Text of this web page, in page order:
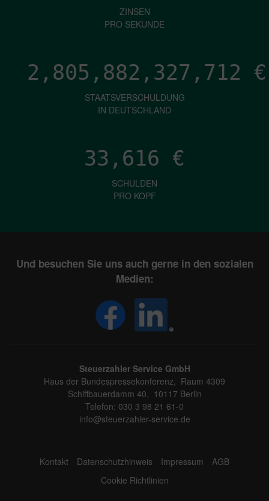
ZINSEN
PRO SEKUNDE
2,805,882,330,681 €
STAATSVERSCHULDUNG
IN DEUTSCHLAND
33,616 €
SCHULDEN
PRO KOPF
Und besuchen Sie uns auch gerne in den sozialen
Medien:
Steuerzahler Service GmbH
Haus der Bundespressekonferenz, Raum 4309
Schiffbauerdamm 40, 10117 Berlin
Telefon: 030 3 98 21 61-0
info@steuerzahler-service.de
Kontakt Datenschutzhinweis Impressum
AGB
Cookie Richtlinien